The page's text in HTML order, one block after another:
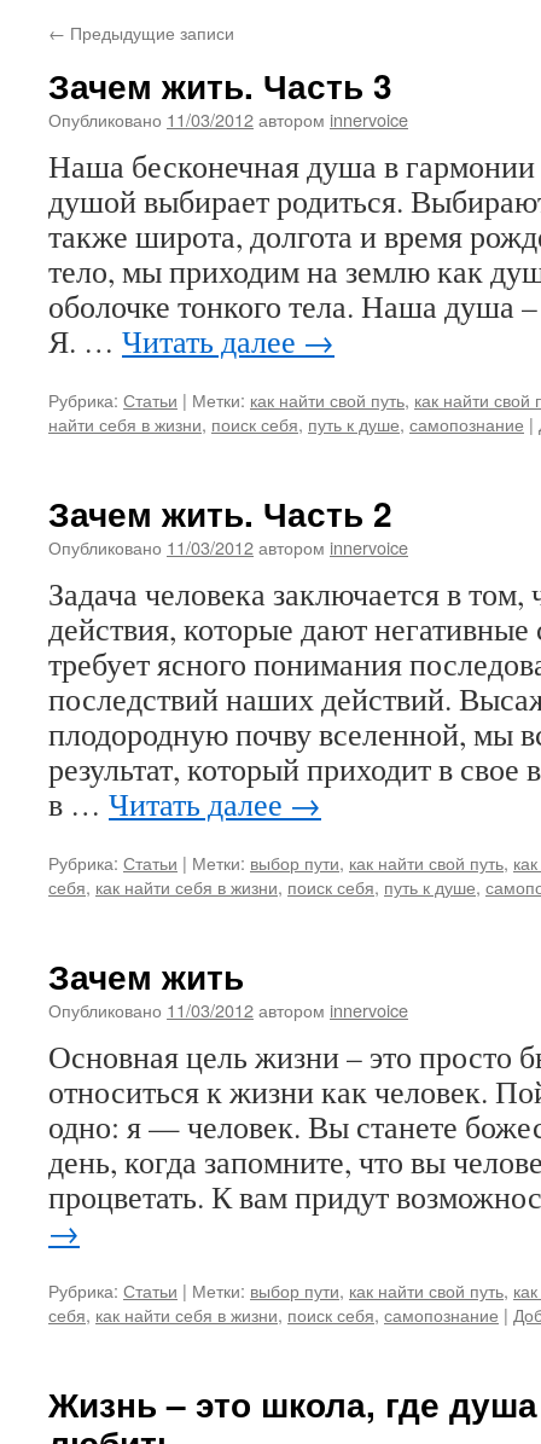
← Предыдущие записи
Зачем жить. Часть 3
Опубликовано 11/03/2012автором innervoice
Наша бесконечная душа в гармонии
душой выбирает родиться.
также широта, долгота и время
тело, мы приходим на землю как
оболочке тонкого тела. Наша душа
Я. … Читать далее →
Рубрика: Статьи | Метки: как найти свой путь, как найти свой
найти себя в жизни, поиск себя, путь к душе, самопознание |
Зачем жить. Часть 2
Опубликовано 11/03/2012автором innervoice
Задача человека заключается в
действия, которые дают негативные
требует ясного понимания
последствий наших действий.
плодородную почву вселенной, мы
результат, который приходит в
в … Читать далее →
Рубрика: Статьи | Метки: выбор пути, как найти свой путь,
себя, как найти себя в жизни, поиск себя, путь к душе,
Зачем жить
Опубликовано 11/03/2012автором innervoice
Основная цель жизни – это просто
относиться к жизни как человек.
одно: я — человек. Вы станете
день, когда запомните, что вы
процветать. К вам придут
→
Рубрика: Статьи | Метки: выбор пути, как найти свой путь,
себя, как найти себя в жизни, поиск себя, самопознание |
Жизнь – это школа, где